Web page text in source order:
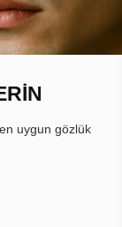
uygun gözlük